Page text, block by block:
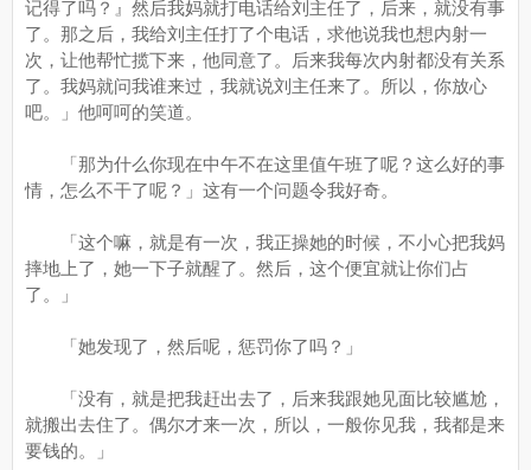
记得了吗？』然后我妈就打电话给刘主任了，后来，就没有事
了。那之后，我给刘主任打了个电话，求他说我也想内射一
次，让他帮忙揽下来，他同意了。后来我每次内射都没有关系
了。我妈就问我谁来过，我就说刘主任来了。所以，你放心
吧。」他呵呵的笑道。
「那为什么你现在中午不在这里值午班了呢？这么好的事
情，怎么不干了呢？」这有一个问题令我好奇。
「这个嘛，就是有一次，我正操她的时候，不小心把我妈
摔地上了，她一下子就醒了。然后，这个便宜就让你们占
了。」
「她发现了，然后呢，惩罚你了吗？」
「没有，就是把我赶出去了，后来我跟她见面比较尴尬，
就搬出去住了。偶尔才来一次，所以，一般你见我，我都是来
要钱的。」